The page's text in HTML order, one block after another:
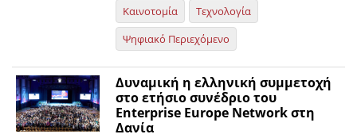
Καινοτομία
Τεχνολογία
Ψηφιακό Περιεχόμενο
Δυναμική η ελληνική συμμετοχή
στο ετήσιο συνέδριο του
Enterprise Europe Network στη
Δανία